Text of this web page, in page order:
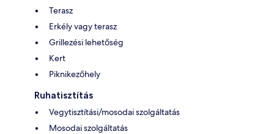
Terasz
Erkély vagy terasz
Grillezési lehetőség
Kert
Piknikezőhely
Ruhatisztítás
Vegytisztítási/mosodai szolgáltatás
Mosodai szolgáltatás